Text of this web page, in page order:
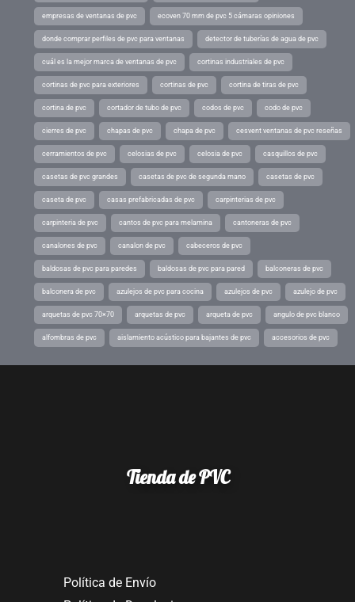
empresas de ventanas de pvc ecoven 70 mm de pvc 5 cámaras opiniones
donde comprar perfiles de pvc para ventanas detector de tuberías de agua de pvc
cuál es la mejor marca de ventanas de pvc cortinas industriales de pvc
cortinas de pvc para exteriores cortinas de pvc cortina de tiras de pvc
cortina de pvc cortador de tubo de pvc codos de pvc codo de pvc
cierres de pvc chapas de pvc chapa de pvc cesvent ventanas de pvc reseñas
cerramientos de pvc celosias de pvc celosia de pvc casquillos de pvc
casetas de pvc grandes casetas de pvc de segunda mano casetas de pvc
caseta de pvc casas prefabricadas de pvc carpinterias de pvc
carpinteria de pvc cantos de pvc para melamina cantoneras de pvc
canalones de pvc canalon de pvc cabeceros de pvc
baldosas de pvc para paredes baldosas de pvc para pared balconeras de pvc
balconera de pvc azulejos de pvc para cocina azulejos de pvc azulejo de pvc
arquetas de pvc 70×70 arquetas de pvc arqueta de pvc angulo de pvc blanco
alfombras de pvc aislamiento acústico para bajantes de pvc accesorios de pvc
Tienda de PVC
Política de Envío